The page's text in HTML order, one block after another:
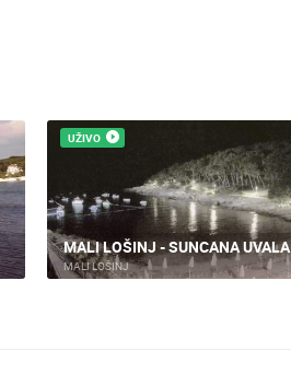
UŽIVO
MALI LOŠINJ - SUNCANA UVALA
MALI LOŠINJ